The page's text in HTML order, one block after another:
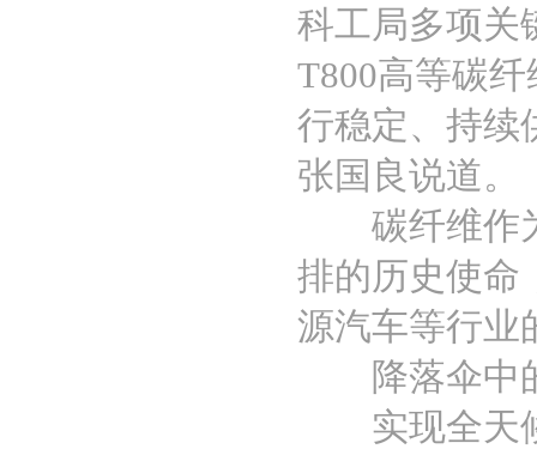
科工局多项关
T800高等碳
行稳定、持续
张国良说道。
碳纤维作为
排的历史使命
源汽车等行业
降落伞中
实现全天